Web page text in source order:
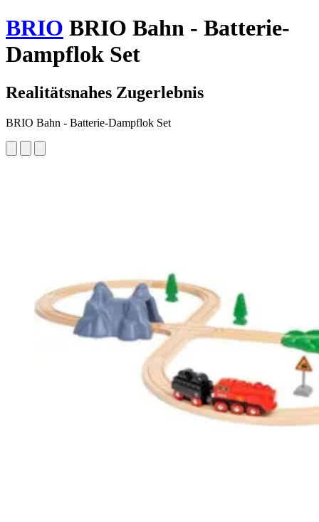
BRIO BRIO Bahn - Batterie-
Dampflok Set
Realitätsnahes Zugerlebnis
BRIO Bahn - Batterie-Dampflok Set